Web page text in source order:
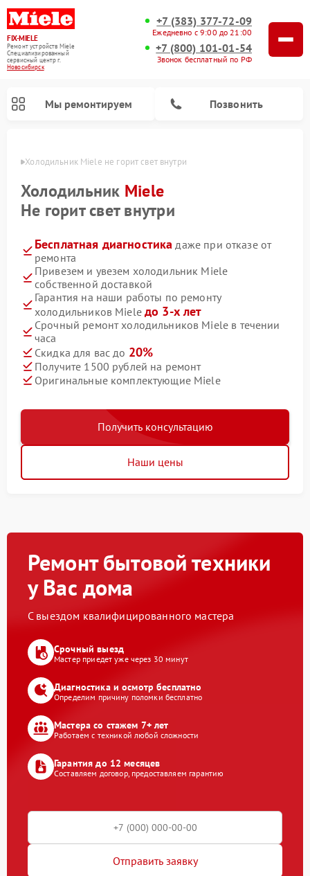
FIX-MIELE
Ремонт устройств Miele
Специализированный
cервисный центр г.
Новосибирск
+7 (383) 377-72-09
Ежедневно с 9:00 до 21:00
+7 (800) 101-01-54
Звонок бесплатный по РФ
Мы ремонтируем Позвонить
Холодильник Miele не горит свет внутри
Холодильник Miele
Не горит свет внутри
Бесплатная диагностика даже при отказе от
ремонта
Привезем и увезем холодильник Miele
собственной доставкой
Гарантия на наши работы по ремонту
холодильников Mieleдо 3-х лет
Срочный ремонт холодильников Miele в течении
часа
Скидка для вас до 20%
Получите 1500 рублей на ремонт
Оригинальные комплектующие Miele
Получить консультацию
Наши цены
Ремонт бытовой техники
у Вас дома
С выездом квалифицированного мастера
Срочный выезд
Мастер приедет уже через 30 минут
Диагностика и осмотр бесплатно
Определим причину поломки бесплатно
Мастера со стажем 7+ лет
Работаем с техникой любой сложности
Гарантия до 12 месяцев
Составляем договор, предоставляем гарантию
Отправить заявку